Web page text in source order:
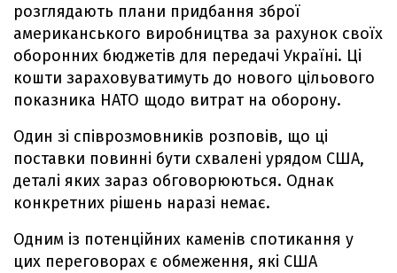
розглядають плани придбання зброї
американського виробництва за рахунок своїх
оборонних бюджетів для передачі Україні. Ці
кошти зараховуватимуть до нового цільового
показника НАТО щодо витрат на оборону.
Один зі співрозмовників розповів, що ці
поставки повинні бути схвалені урядом США,
деталі яких зараз обговорюються. Однак
конкретних рішень наразі немає.
Одним із потенційних каменів спотикання у
цих переговорах є обмеження, які США